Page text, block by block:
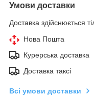
Умови доставки
Доставка здійснюється
Нова Пошта
Курерська доставка
Доставка таксі
Всі умови доставки